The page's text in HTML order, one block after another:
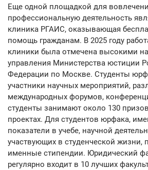
Еще одной площадкой для
профессиональную деятельность
клиника РГАИС, оказывающая
помощь гражданам. В 2025 году
клиники была отмечена высокими
управления Министерства юстиции
Федерации по Москве. Студенты
участники научных мероприятий,
международных форумов,
студенты занимают около 130
проектах. Для студентов юрфака,
показатели в учебе, научной
участвующих в студенческой жизни,
именные стипендии. Юридический
регулярно входит в 10 лучших